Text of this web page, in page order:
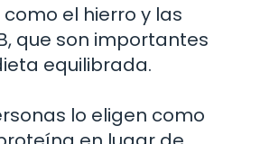
el hierro y las
que son importantes
equilibrada.
lo eligen como